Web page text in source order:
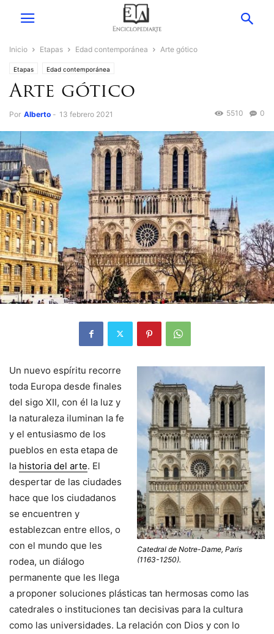
Inicio Etapas Edad contemporánea Arte gótico
Etapas Edad contemporánea
Arte gótico
Por Alberto - 13 febrero 2021 0
5510
Catedral de Notre-Dame, Paris
(1163-1250).
Un nuevo espíritu recorre
toda Europa desde finales
del sigo XII, con él la luz y
la naturaleza iluminan la fe
y el entusiasmo de los
pueblos en esta etapa de
la historia del arte. El
despertar de las ciudades
hace que los ciudadanos
se encuentren y
establezcan entre ellos, o
con el mundo que les
rodea, un diálogo
permanente que les llega
a proponer soluciones plásticas tan hermosas como las
catedrales o instituciones tan decisivas para la cultura
como las universidades. La relación con Dios y con lo